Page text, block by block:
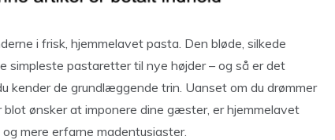
i frisk, hjemmelavet pasta. Den bløde, silkede
simpleste pastaretter til nye højder – og så er det
kender de grundlæggende trin. Uanset om du drømmer
ønsker at imponere dine gæster, er hjemmelavet
mere erfarne madentusiaster.